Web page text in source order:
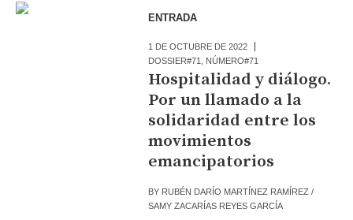
ENTRADA
1 DE OCTUBRE DE 2022
DOSSIER#71
NÚMERO#71
Hospitalidad y diálogo.
Por un llamado a la
solidaridad entre los
movimientos
emancipatorios
BY RUBÉN DARÍO MARTÍNEZ RAMÍREZ /
SAMY ZACARÍAS REYES GARCÍA